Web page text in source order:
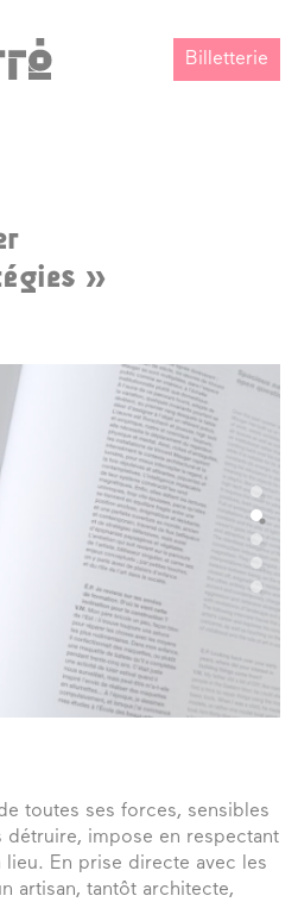
Billetterie
»
toutes ses forces, sensibles
détruire, impose en respectant
lieu. En prise directe avec les
artisan, tantôt architecte,